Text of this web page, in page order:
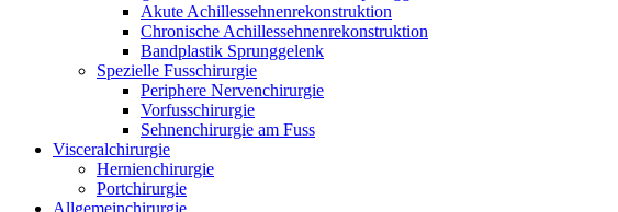
Akute Achillessehnenrekonstruktion
Chronische Achillessehnenrekonstruktion
Bandplastik Sprunggelenk
Spezielle Fusschirurgie
Periphere Nervenchirurgie
Vorfusschirurgie
Sehnenchirurgie am Fuss
Visceralchirurgie
Hernienchirurgie
Portchirurgie
Allgemeinchirurgie